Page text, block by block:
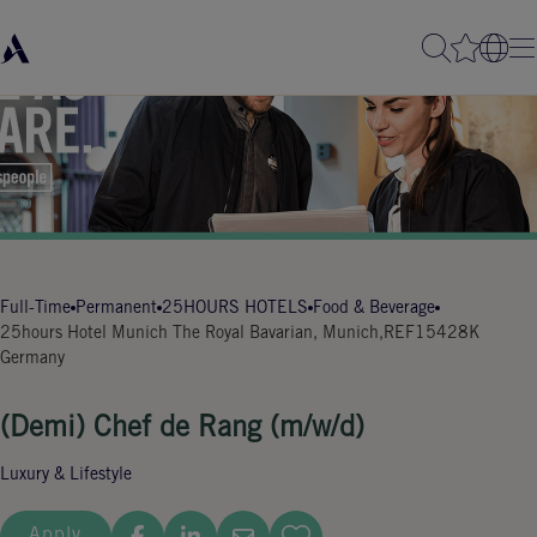
Full-Time Permanent 25HOURS HOTELS Food & Beverage
25hours Hotel Munich The Royal Bavarian, Munich,
Germany
REF15428K
(Demi) Chef de Rang (m/w/d)
Luxury & Lifestyle